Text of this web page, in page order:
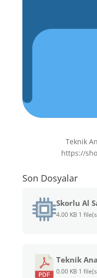
Teknik
https://
Son Dosyalar
Skorlu Al
4.00 KB 1
Teknik
0.00 KB 1